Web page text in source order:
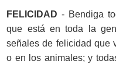
FELICIDAD - Bendiga
que está en toda la
señales de felicidad que
o en los animales; y